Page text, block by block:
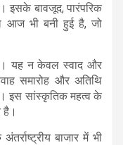
इसके बावजूद, पारंपरिक
आज भी बनी हुई है, जो
यह न केवल स्वाद और
समारोह और अतिथि
इस सांस्कृतिक महत्व के
है।
बाजार में भी